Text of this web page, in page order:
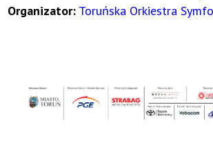
Organizator: Toruńska Orkiestra